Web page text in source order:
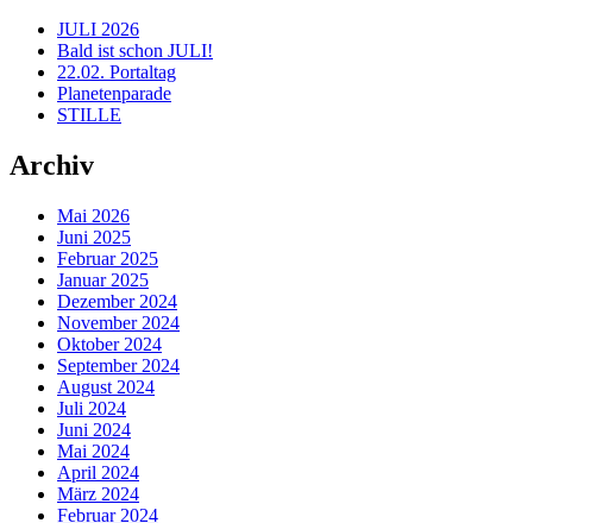
JULI 2026
Bald ist schon JULI!
22.02. Portaltag
Planetenparade
STILLE
Archiv
Mai 2026
Juni 2025
Februar 2025
Januar 2025
Dezember 2024
November 2024
Oktober 2024
September 2024
August 2024
Juli 2024
Juni 2024
Mai 2024
April 2024
März 2024
Februar 2024